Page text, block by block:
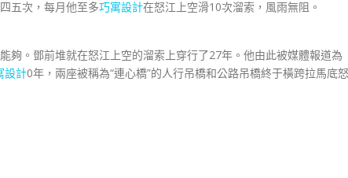
五次，每月他至多巧寓設計在怒江上空滑10次溜索，風雨無阻。
。鄧前堆就在怒江上空的溜索上穿行了27年。他由此被媒體報道為
設計0年，兩座被稱為“連心橋”的人行吊橋和公路吊橋終于橫跨拉馬底怒